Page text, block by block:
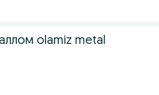
olamiz metal